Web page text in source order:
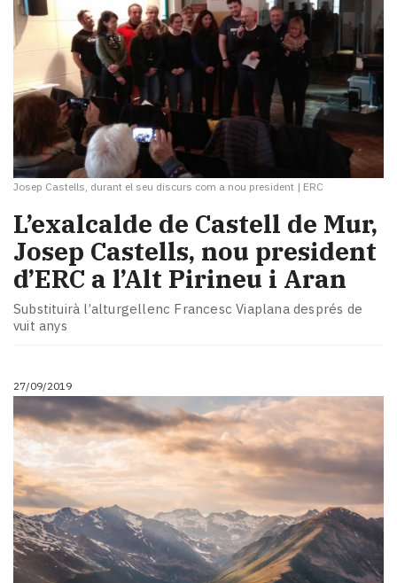
Josep Castells, durant el seu discurs com a nou president | ERC
L’exalcalde de Castell de Mur,
Josep Castells, nou president
d’ERC a l’Alt Pirineu i Aran
Substituirà l’alturgellenc Francesc Viaplana després de
vuit anys
27/09/2019